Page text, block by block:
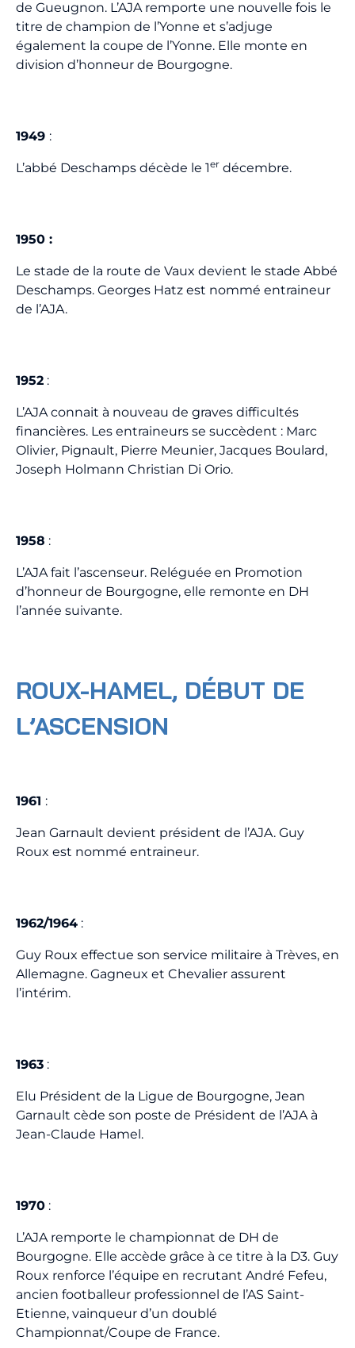
de Gueugnon. L’AJA remporte une nouvelle fois le
titre de champion de l’Yonne et s’adjuge
également la coupe de l’Yonne. Elle monte en
division d’honneur de Bourgogne.
1949 :
L’abbé Deschamps décède le 1er décembre.
1950 :
Le stade de la route de Vaux devient le stade Abbé
Deschamps. Georges Hatz est nommé entraineur
de l’AJA.
1952 :
L’AJA connait à nouveau de graves difficultés
financières. Les entraineurs se succèdent : Marc
Olivier, Pignault, Pierre Meunier, Jacques Boulard,
Joseph Holmann Christian Di Orio.
1958 :
L’AJA fait l’ascenseur. Reléguée en Promotion
d’honneur de Bourgogne, elle remonte en DH
l’année suivante.
ROUX-HAMEL, DÉBUT DE
L’ASCENSION
1961 :
Jean Garnault devient président de l’AJA. Guy
Roux est nommé entraineur.
1962/1964 :
Guy Roux effectue son service militaire à Trèves, en
Allemagne. Gagneux et Chevalier assurent
l’intérim.
1963 :
Elu Président de la Ligue de Bourgogne, Jean
Garnault cède son poste de Président de l’AJA à
Jean-Claude Hamel.
1970 :
L’AJA remporte le championnat de DH de
Bourgogne. Elle accède grâce à ce titre à la D3. Guy
Roux renforce l’équipe en recrutant André Fefeu,
ancien footballeur professionnel de l’AS Saint-
Etienne, vainqueur d’un doublé
Championnat/Coupe de France.